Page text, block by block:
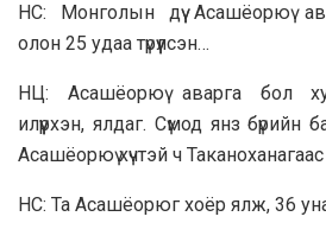
НС: Монголын дүү Асашёорюү
олон 25 удаа түрүүлсэн…
НЦ: Асашёорюү аварга бол
илүүрхэн, ялдаг. Сүмод янз бүрийн
Асашёорюү хүчтэй ч
НС: Та Асашёорюг хоёр ялж, 36